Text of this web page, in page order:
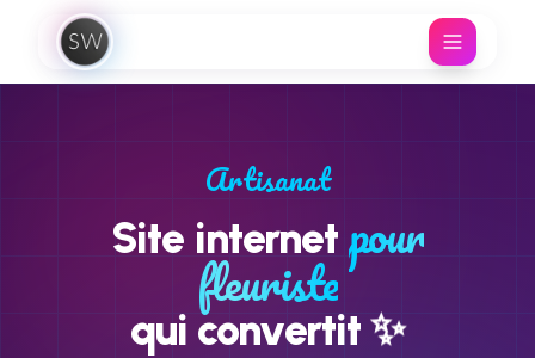
Aller au contenu
Artisanat
Site internet pour
fleuriste
qui convertit✨